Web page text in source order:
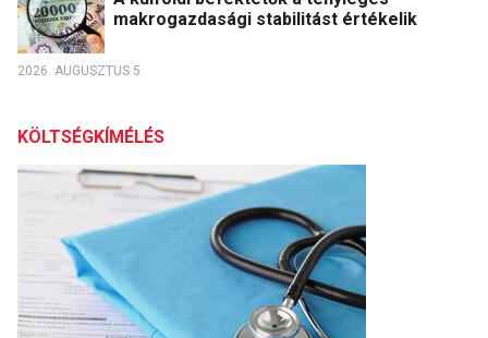
makrogazdasági stabilitást értékelik
2026. AUGUSZTUS 5.
KÖLTSÉGKÍMÉLÉS